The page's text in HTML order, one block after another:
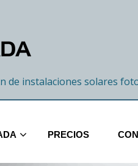
de instalaciones solares
PRECIOS